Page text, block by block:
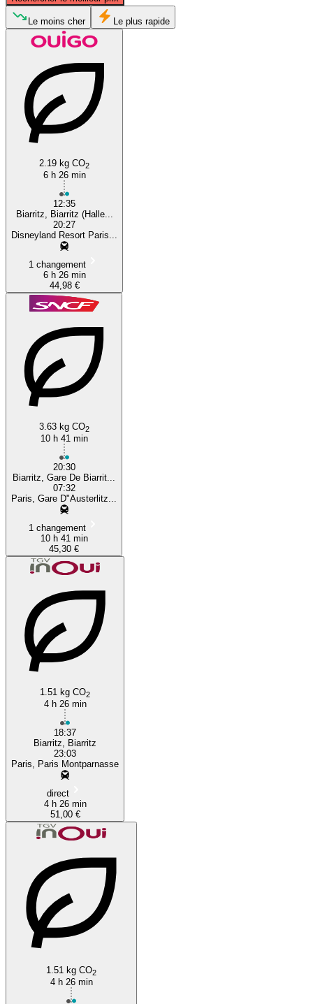
Le moins cher Le plus rapide
2.19 kg CO2
6 h 26 min
12:35
Biarritz, Biarritz (Halle...
20:27
Disneyland Resort Paris...
1 changement
6 h 26 min
44,98 €
3.63 kg CO2
10 h 41 min
20:30
Biarritz, Gare De Biarrit...
07:32
Paris, Gare D"Austerlitz...
1 changement
10 h 41 min
45,30 €
1.51 kg CO2
4 h 26 min
18:37
Biarritz, Biarritz
23:03
Paris, Paris Montparnasse
direct
4 h 26 min
51,00 €
1.51 kg CO2
4 h 26 min